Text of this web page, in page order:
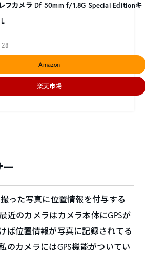
フカメラ Df 50mm f/1.8G Special Editionキ
28
Amazon
楽天市場
ー
った写真に位置情報を付与する
近のカメラはカメラ本体にGPSが
ば位置情報が写真に記録されてる
のカメラにはGPS機能がついてい